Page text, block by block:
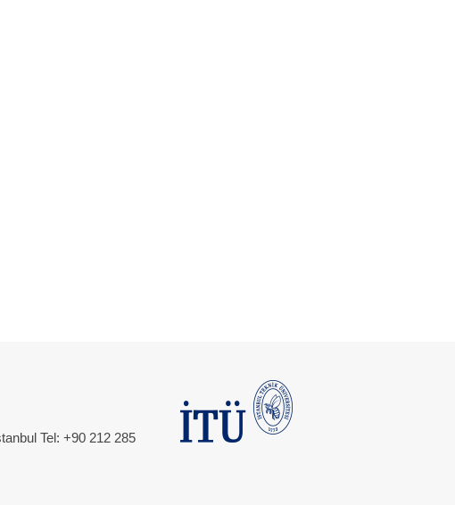
Tel: +90 212 285